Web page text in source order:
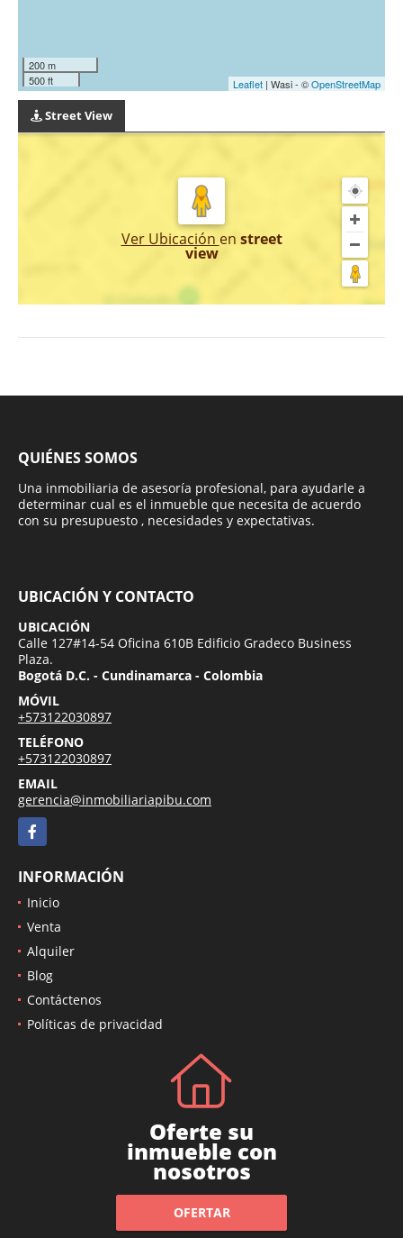
200 m
500 ft
Leaflet | Wasi - ©OpenStreetMap
Street View
Ver Ubicación en street
view
QUIÉNES SOMOS
Una inmobiliaria de asesoría profesional, para ayudarle a
determinar cual es el inmueble que necesita de acuerdo
con su presupuesto , necesidades y expectativas.
UBICACIÓN Y CONTACTO
UBICACIÓN
Calle 127#14-54 Oficina 610B Edificio Gradeco Business
Plaza.
Bogotá D.C. - Cundinamarca - Colombia
MÓVIL
+573122030897
TELÉFONO
+573122030897
EMAIL
gerencia@inmobiliariapibu.com
Facebook
INFORMACIÓN
Inicio
Venta
Alquiler
Blog
Contáctenos
Políticas de privacidad
Oferte su
inmueble con
nosotros
OFERTAR